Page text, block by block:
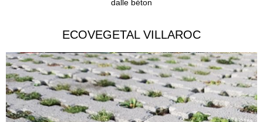
dalle béton
ECOVEGETAL VILLAROC